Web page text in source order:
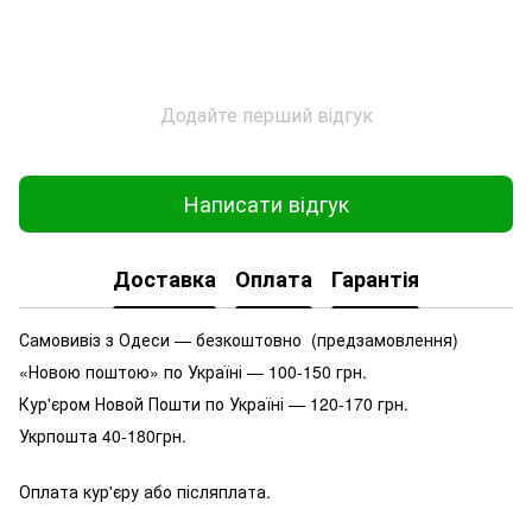
Додайте перший відгук
Написати відгук
Доставка Оплата Гарантія
Самовивіз з Одеси — безкоштовно (предзамовлення)
«Новою поштою» по Україні — 100-150 грн.
Кур'єром Новой Пошти по Україні — 120-170 грн.
Укрпошта 40-180грн.
Оплата кур'єру або післяплата.